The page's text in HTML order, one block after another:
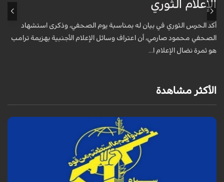
الإعلام الثوري
أكد الحرس الثوري في بيان له بمناسبة يوم الصحفي، وذكرى استشهاد
الصحفي محمود صارمي، أن اعتراف وسائل الإعلام الأجنبية بهزيمة ترامب
هو ثمرة نضال الإعلام ا...
الأكثر مشاهدة